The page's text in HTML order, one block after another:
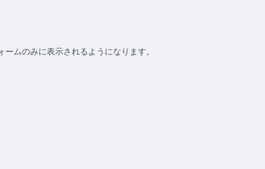
ムのみに表示されるようになります。